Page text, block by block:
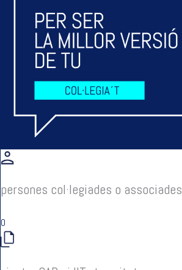
persones col·legiades o associades
0